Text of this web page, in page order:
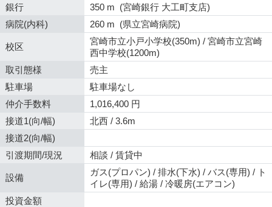
銀行
350 m (宮崎銀行 大工町支店)
病院(内科)
260 m (県立宮崎病院)
校区
宮崎市立小戸小学校(350m) / 宮崎市立宮崎
西中学校(1200m)
取引態様
売主
駐車場
駐車場なし
仲介手数料
1,016,400 円
接道1(向/幅)
北西 / 3.6m
接道2(向/幅)
引渡期間/現況
相談 / 賃貸中
設備
ガス(プロパン) / 排水(下水) / バス(専用) / ト
イレ(専用) / 給湯 / 冷暖房(エアコン)
投資金額